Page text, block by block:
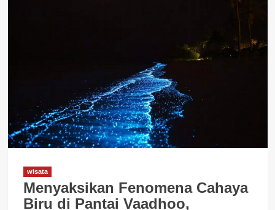
wisata
Menyaksikan Fenomena Cahaya
Biru di Pantai Vaadhoo,